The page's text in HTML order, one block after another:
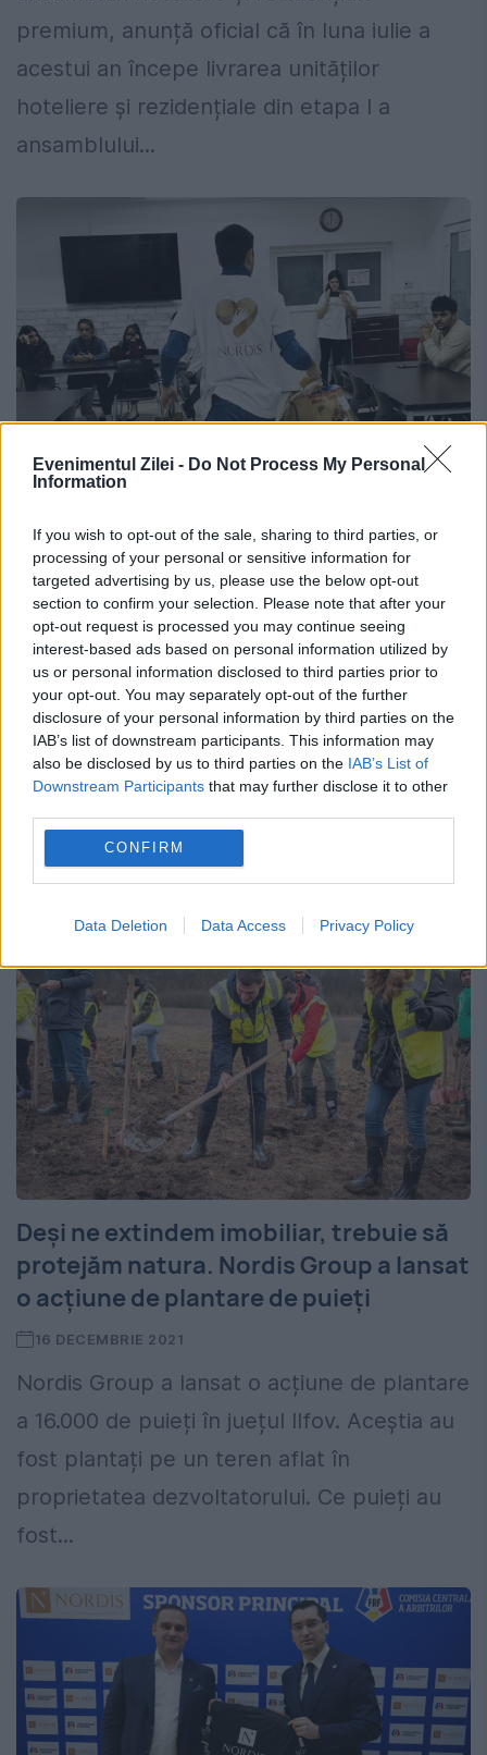
Evenimentul Zilei - Do Not Process My Personal
Information
If you wish to opt-out of the sale, sharing to third parties, or
processing of your personal or sensitive information for
targeted advertising by us, please use the below opt-out
section to confirm your selection. Please note that after your
opt-out request is processed you may continue seeing
interest-based ads based on personal information utilized by
us or personal information disclosed to third parties prior to
your opt-out. You may separately opt-out of the further
disclosure of your personal information by third parties on the
IAB’s list of downstream participants. This information may
also be disclosed by us to third parties on the IAB’s List of
Downstream Participants that may further disclose it to other
CONFIRM
Data Deletion Data Access Privacy Policy
premium, anunță oficial că în luna iulie a
acestui an începe livrarea unităților
hoteliere și rezidențiale din etapa I a
ansamblului...
defavorizate, ajutați în pragul
Crăciunului. Nordis Group lansează
Fundația Nordis
21 DECEMBRIE 2021
Dezvoltatorul imobiliar Nordis Group
dorește să ajute copiii și familiile acestora în
preajma sărbătorilor. Cu această ocazie a
hotărât să își înființeze propria fundație
pentru întrajutorare. Cine beneficiază de
ajutorul...
Deși ne extindem imobiliar, trebuie să
protejăm natura. Nordis Group a lansat
o acțiune de plantare de puieți
16 DECEMBRIE 2021
Nordis Group a lansat o acțiune de plantare
a 16.000 de puieți în juețul Ilfov. Aceștia au
fost plantați pe un teren aflat în
proprietatea dezvoltatorului. Ce puieți au
fost...